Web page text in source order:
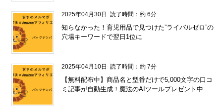
2025年04月30日 読了時間：約 6分
知らなかった！育児用品で見つけた”ライバルゼロ”の
穴場キーワードで翌日1位に
2025年04月10日 読了時間：約 7分
【無料配布中】商品名と型番だけで5,000文字の口コ
ミ記事が自動生成！魔法のAIツールプレゼント中